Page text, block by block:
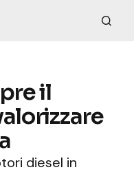
il
diesel in